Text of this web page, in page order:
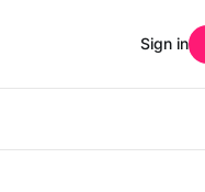
Sign in